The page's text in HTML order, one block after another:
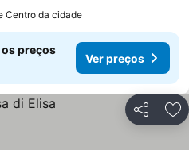
Centro da cidade
os preços
Ver preços
Partilhar